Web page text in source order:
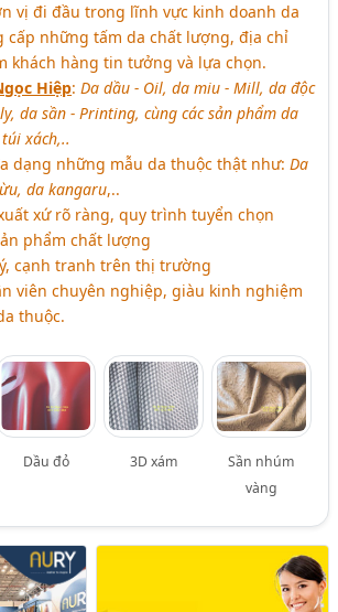
vị đi đầu trong lĩnh vực kinh doanh da
cấp những tấm da chất lượng, địa chỉ
khách hàng tin tưởng và lựa chọn.
Hiệp:Da dầu - Oil, da miu - Mill, da độc
da sần - Printing, cùng các sản phẩm da
xách,..
dạng những mẫu da thuộc thật như:Da
da kangaru,..
xứ rõ ràng, quy trình tuyển chọn
phẩm chất lượng
cạnh tranh trên thị trường
viên chuyên nghiệp, giàu kinh nghiệm
thuộc.
Dầu đỏ 3D xám
Sần nhúm
vàng